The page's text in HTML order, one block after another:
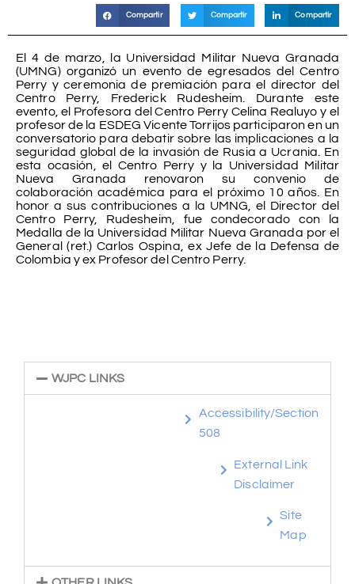
Compartir Compartir Compartir
El 4 de marzo, la Universidad Militar Nueva Granada
(UMNG) organizó un evento de egresados del Centro
Perry y ceremonia de premiación para el director del
Centro Perry, Frederick Rudesheim. Durante este
evento, el Profesora del Centro Perry Celina Realuyo y el
profesor de la ESDEG Vicente Torrijos participaron en un
conversatorio para debatir sobre las implicaciones a la
seguridad global de la invasión de Rusia a Ucrania. En
esta ocasión, el Centro Perry y la Universidad Militar
Nueva Granada renovaron su convenio de
colaboración académica para el próximo 10 años. En
honor a sus contribuciones a la UMNG, el Director del
Centro Perry, Rudesheim, fue condecorado con la
Medalla de la Universidad Militar Nueva Granada por el
General (ret.) Carlos Ospina, ex Jefe de la Defensa de
Colombia y ex Profesor del Centro Perry.
WJPC LINKS
Accessibility/Section
508
External Link
Disclaimer
Site
Map